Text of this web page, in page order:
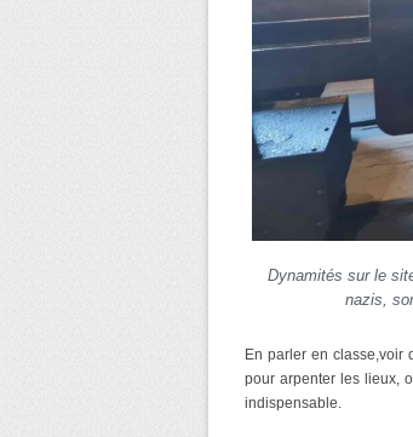
Dynamités sur le
nazis,
En parler en classe,voir
pour arpenter les lieux,
indispensable.